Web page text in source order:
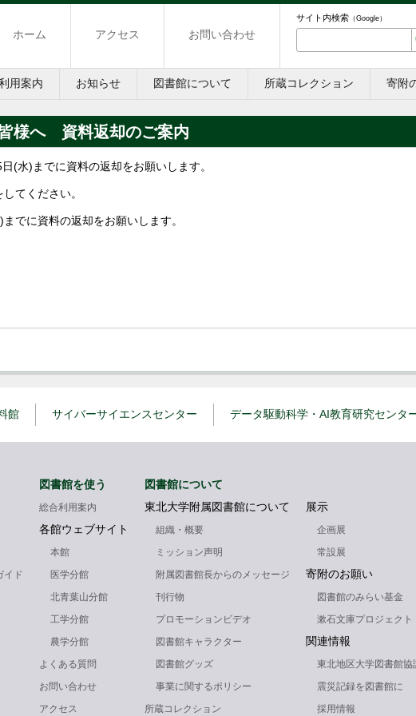
ホーム アクセス お問い合わせ
サイト内検索 （Google）
用案内 お知らせ 図書館について 所蔵コレクション 寄附
様へ 資料返却のご案内
(水)までに資料の返却をお願いします。
てください。
でに資料の返却をお願いします。
館 サイバーサイエンスセンター データ駆動科学・AI教育研究センタ
イド
図書館を使う
総合利用案内
各館ウェブサイト
本館
医学分館
北青葉山分館
工学分館
農学分館
よくある質問
お問い合わせ
アクセス
図書館について
東北大学附属図書館について
組織・概要
ミッション声明
附属図書館長からのメッセージ
刊行物
プロモーションビデオ
図書館キャラクター
図書館グッズ
事業に関するポリシー
所蔵コレクション
展示
企画展
常設展
寄附のお願い
図書館のみらい基金
漱石文庫プロジェクト
関連情報
東北地区大学図書館協
震災記録を図書館に
採用情報